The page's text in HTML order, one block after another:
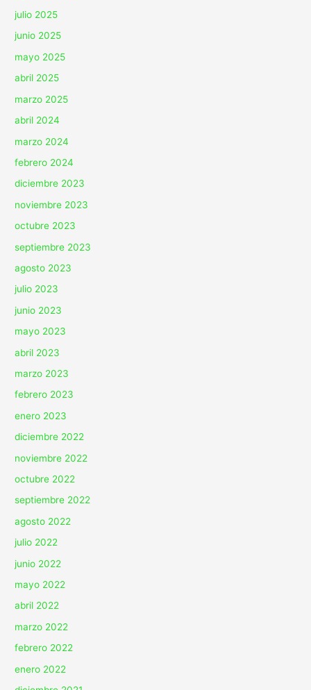
julio 2025
junio 2025
mayo 2025
abril 2025
marzo 2025
abril 2024
marzo 2024
febrero 2024
diciembre 2023
noviembre 2023
octubre 2023
septiembre 2023
agosto 2023
julio 2023
junio 2023
mayo 2023
abril 2023
marzo 2023
febrero 2023
enero 2023
diciembre 2022
noviembre 2022
octubre 2022
septiembre 2022
agosto 2022
julio 2022
junio 2022
mayo 2022
abril 2022
marzo 2022
febrero 2022
enero 2022